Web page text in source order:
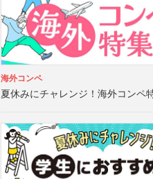
海外コンペ
夏休みにチャレンジ！海外コンペ